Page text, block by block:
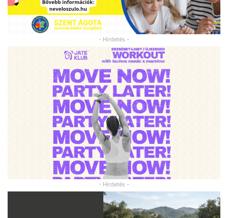
- Hirdetés -
- Hirdetés -